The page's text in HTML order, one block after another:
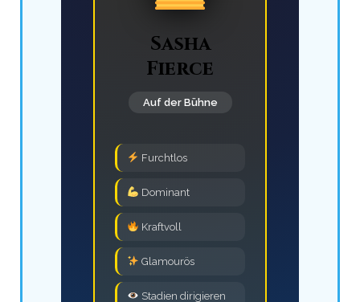
Sasha
Fierce
Auf der Bühne
Furchtlos
Dominant
Kraftvoll
Glamourös
Stadien dirigieren